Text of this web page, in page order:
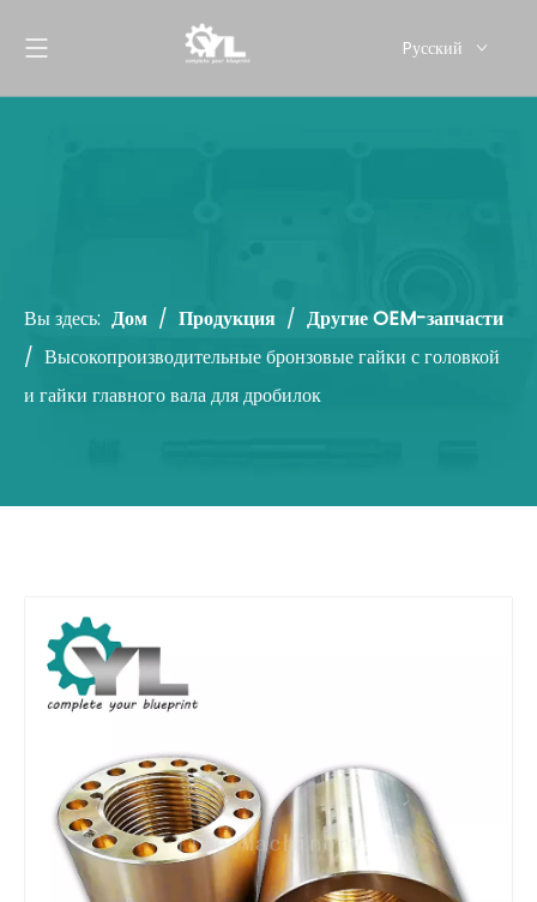
Pусский
Вы здесь: Дом / Продукция / Другие OEM-запчасти
/ Высокопроизводительные бронзовые гайки с головкой
и гайки главного вала для дробилок